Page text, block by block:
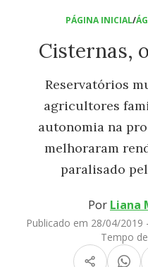
PÁGINA INICIAL/
Cisternas,
Reservatórios
agricultores
autonomia na
melhoraram
paralisado
Por Liana
Publicado em 28/04/2019
Tempo